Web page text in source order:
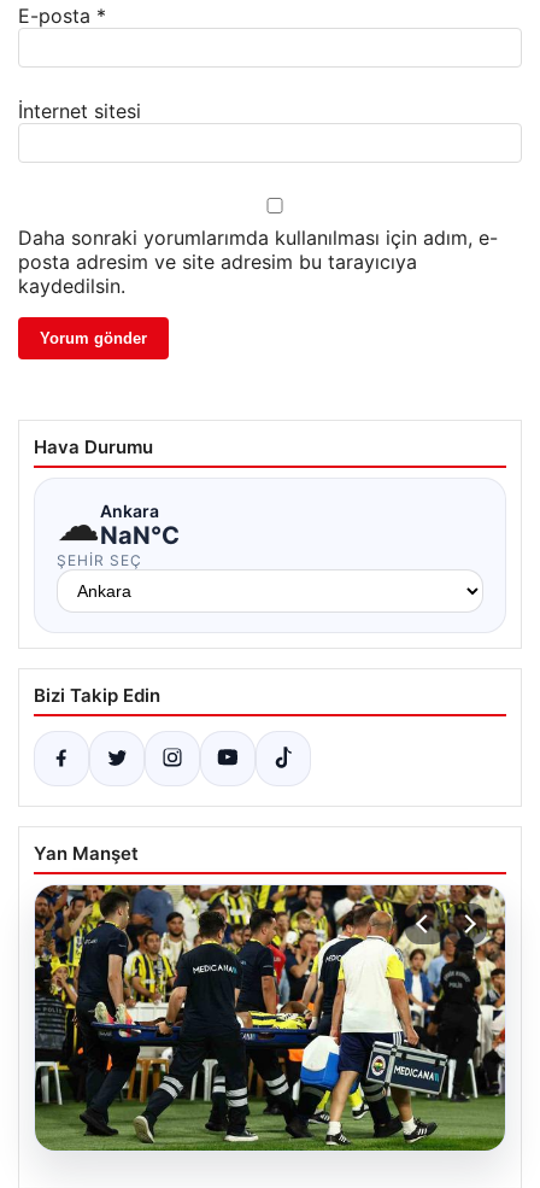
E-posta *
İnternet sitesi
Daha sonraki yorumlarımda kullanılması için adım, e-
posta adresim ve site adresim bu tarayıcıya
kaydedilsin.
Hava Durumu
☁Ankara
NaN°C
ŞEHIR SEÇ
Bizi Takip Edin
Yan Manşet